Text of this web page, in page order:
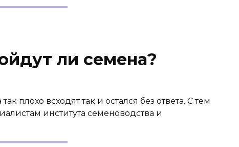
ли семена?
плохо всходят так и остался без ответа. С тем
института семеноводства и